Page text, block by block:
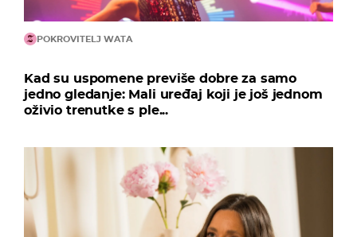
POKROVITELJ WATA
Kad su uspomene previše dobre za samo
jedno gledanje: Mali uređaj koji je još jednom
oživio trenutke s ple...